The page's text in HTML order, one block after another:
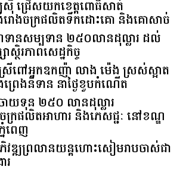
ជ្រើសយកខេត្ដពោធិ៍សាត់
ោងចក្រផលិតទឹកដោះគោ និងគោសាច់
ានសម្បទាន ២៥០លានដុល្លារ ដល់
ាស្ថិរភាពសេដ្ឋកិច្ច
រីពៅអ្នកឧកញ៉ា លាង ម៉េង ស្រស់ស្អាត
ព្រេងនិទាន នាថ្ងៃខួបកំណើត
ាយទុន ២៥០ លានដុល្លារ
រផលិតអាហារ និងភេសជ្ជៈ នៅខណ្ឌ
នំពេញ
វឌ្ឍ​ព្រលានយន្តហោះ​សៀមរាប​ចាស់​ជា​